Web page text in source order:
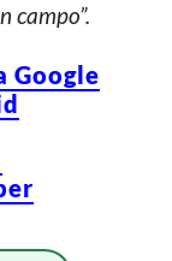
campo”.
Google